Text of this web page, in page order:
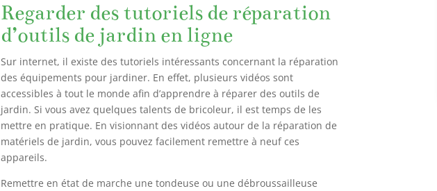
Regarder des tutoriels de réparation
d’outils de jardin en ligne
Sur internet, il existe des tutoriels intéressants concernant la réparation
des équipements pour jardiner. En effet, plusieurs vidéos sont
accessibles à tout le monde afin d’apprendre à réparer des outils de
jardin. Si vous avez quelques talents de bricoleur, il est temps de les
mettre en pratique. En visionnant des vidéos autour de la réparation de
matériels de jardin, vous pouvez facilement remettre à neuf ces
appareils.
Remettre en état de marche une tondeuse ou une débroussailleuse